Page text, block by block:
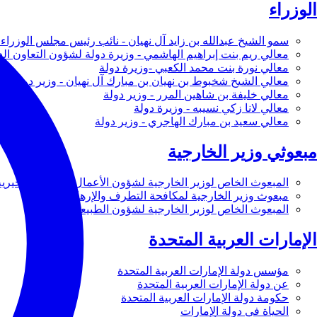
الوزراء
سمو الشيخ عبدالله بن زايد آل نهيان - نائب رئيس مجلس الوزراء
معالي ريم بنت إبراهيم الهاشمي - وزيرة دولة لشؤون التعاون
معالي نورة بنت محمد الكعبي -وزيرة دولة
معالي الشيخ شخبوط بن نهيان بن مبارك آل نهيان - وزير دولة
معالي خليفة بن شاهين المرر - وزير دولة
معالي لانا زكي نسيبه - وزيرة دولة
معالي سعيد بن مبارك الهاجري - وزير دولة
مبعوثي وزير الخارجية
المبعوث الخاص لوزير الخارجية لشؤون الأعمال والأعمال
مبعوث وزير الخارجية لمكافحة التطرف والإرهاب
المبعوث الخاص لوزير الخارجية لشؤون الطبيعة
الإمارات العربية المتحدة
مؤسس دولة الإمارات العربية المتحدة
عن دولة الإمارات العربية المتحدة
حكومة دولة الإمارات العربية المتحدة
الحياة في دولة الإمارات